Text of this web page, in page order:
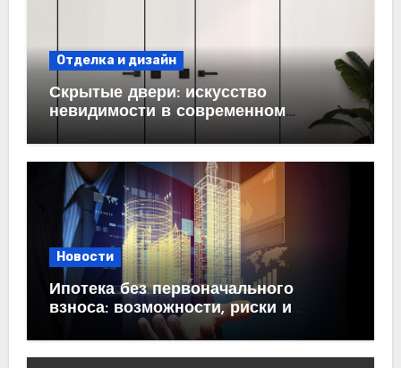
Отделка и дизайн
Скрытые двери: искусство
невидимости в современном
Новости
Ипотека без первоначального
взноса: возможности, риски и
практические рекомендации<